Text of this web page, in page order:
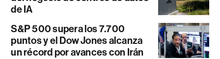
de IA
S&P 500 supera los 7.700
puntos y el Dow Jones alcanza
un récord por avances con Irán